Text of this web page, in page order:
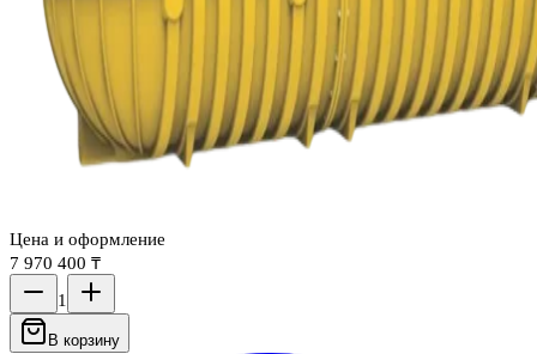
Цена и оформление
7 970 400 ₸
1
В корзину